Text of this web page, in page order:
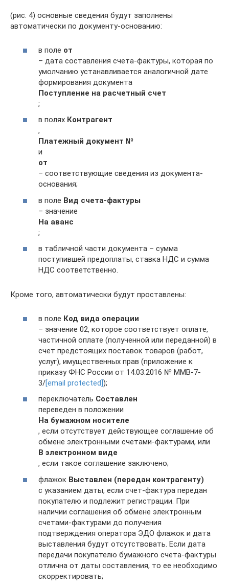
(рис. 4) основные сведения будут заполнены
автоматически по документу-основанию:
в поле от
– дата составления счета-фактуры, которая по
умолчанию устанавливается аналогичной дате
формирования документа
Поступление на расчетный счет
;
в полях Контрагент
,
Платежный документ №
и
от
– соответствующие сведения из документа-
основания;
в поле Вид счета-фактуры
– значение
На аванс
;
в табличной части документа – сумма
поступившей предоплаты, ставка НДС и сумма
НДС соответственно.
Кроме того, автоматически будут проставлены:
в поле Код вида операции
– значение 02, которое соответствует оплате,
частичной оплате (полученной или переданной) в
счет предстоящих поставок товаров (работ,
услуг), имущественных прав (приложение к
приказу ФНС России от 14.03.2016 № ММВ-7-
3/[email protected]);
переключатель Составлен
переведен в положении
На бумажном носителе
, если отсутствует действующее соглашение об
обмене электронными счетами-фактурами, или
В электронном виде
, если такое соглашение заключено;
флажок Выставлен (передан контрагенту)
с указанием даты, если счет-фактура передан
покупателю и подлежит регистрации. При
наличии соглашения об обмене электронным
счетами-фактурами до получения
подтверждения оператора ЭДО флажок и дата
выставления будут отсутствовать. Если дата
передачи покупателю бумажного счета-фактуры
отлична от даты составления, то ее необходимо
скорректировать;